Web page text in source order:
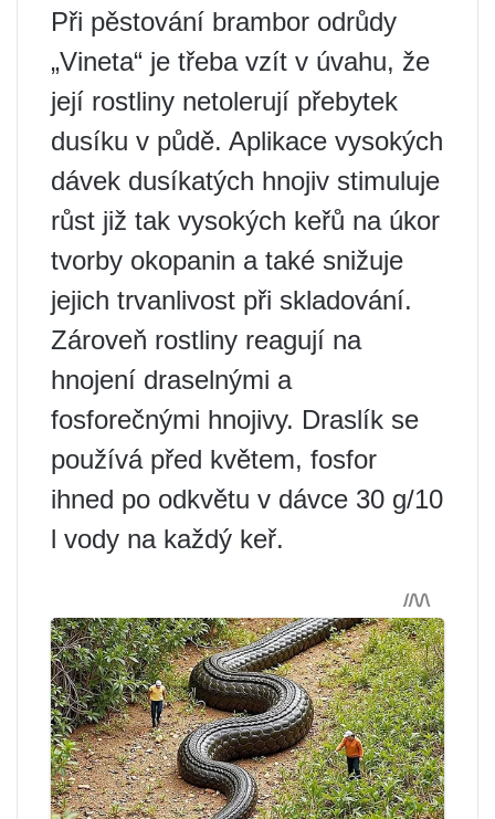
Při pěstování brambor odrůdy
„Vineta“ je třeba vzít v úvahu, že
její rostliny netolerují přebytek
dusíku v půdě. Aplikace vysokých
dávek dusíkatých hnojiv stimuluje
růst již tak vysokých keřů na úkor
tvorby okopanin a také snižuje
jejich trvanlivost při skladování.
Zároveň rostliny reagují na
hnojení draselnými a
fosforečnými hnojivy. Draslík se
používá před květem, fosfor
ihned po odkvětu v dávce 30 g/10
l vody na každý keř.